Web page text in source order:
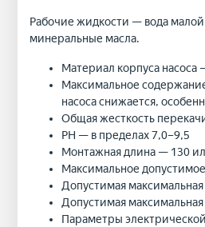
Рабочие жидкости — вода
минеральные масла.
Материал корпуса насоса
Максимальное
насоса снижается,
Общая жесткость
PH — в пределах 7,0–9,5
Монтажная длина — 130
Максимальное
Допустимая
Допустимая
Параметры